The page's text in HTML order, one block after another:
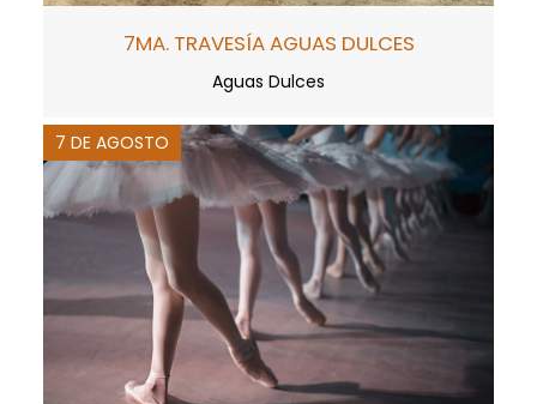
7MA. TRAVESÍA AGUAS DULCES
Aguas Dulces
7 DE AGOSTO